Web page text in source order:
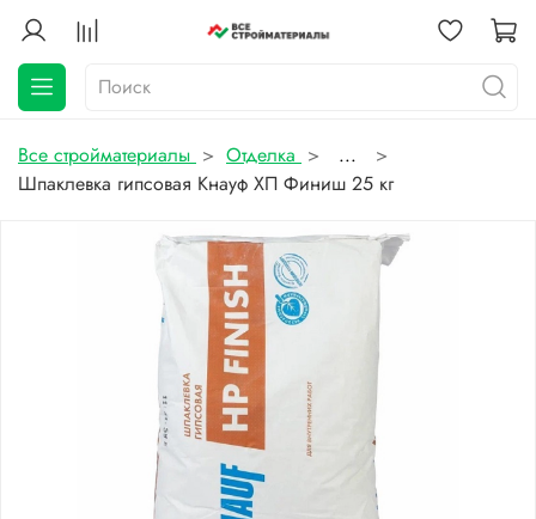
Все стройматериалы Отделка
...
Шпаклевка гипсовая Кнауф ХП Финиш 25 кг